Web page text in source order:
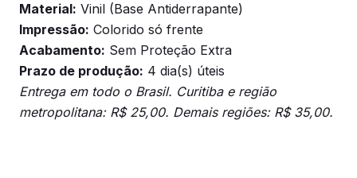
Material: Vinil (Base Antiderrapante)
Impressão: Colorido só frente
Acabamento: Sem Proteção Extra
Prazo de produção: 4 dia(s) úteis
Entrega em todo o Brasil. Curitiba e região
metropolitana: R$ 25,00. Demais regiões: R$ 35,00.